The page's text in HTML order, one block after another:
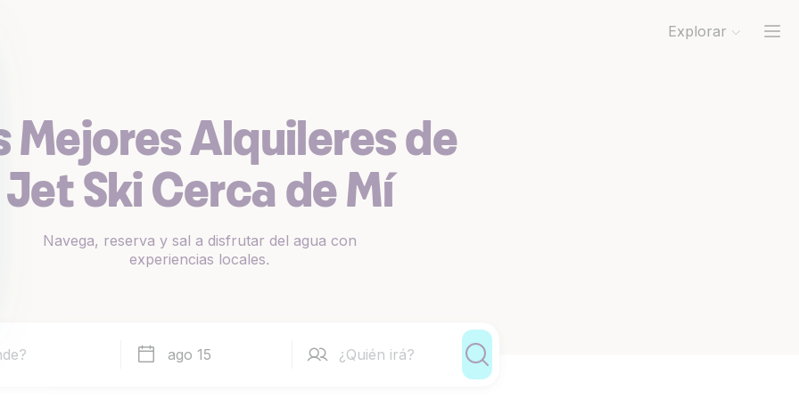
Explorar
Mejores Alquileres de
Jet Ski Cerca de Mí
Navega, reserva y sal a disfrutar del agua con
experiencias locales.